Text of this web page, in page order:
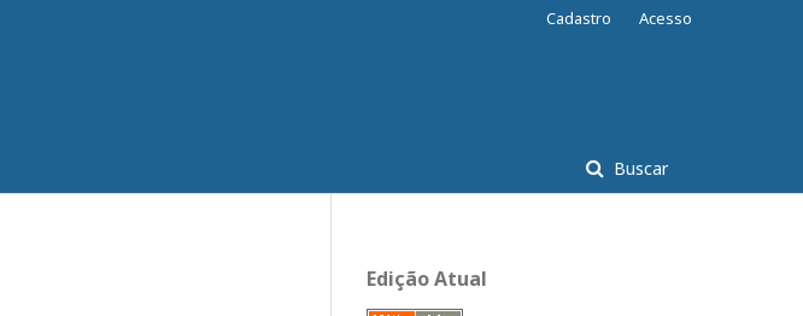
Buscar
Cadastro Acesso
Edição Atual